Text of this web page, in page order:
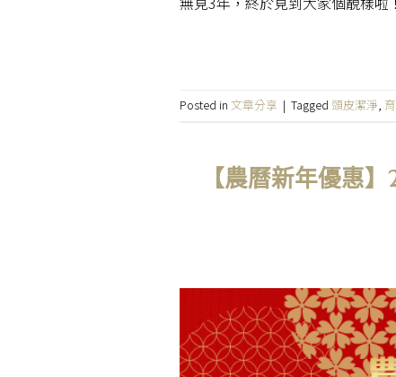
Posted in 文章分享 | Tagged 頭皮潔淨,
【農曆新年優惠